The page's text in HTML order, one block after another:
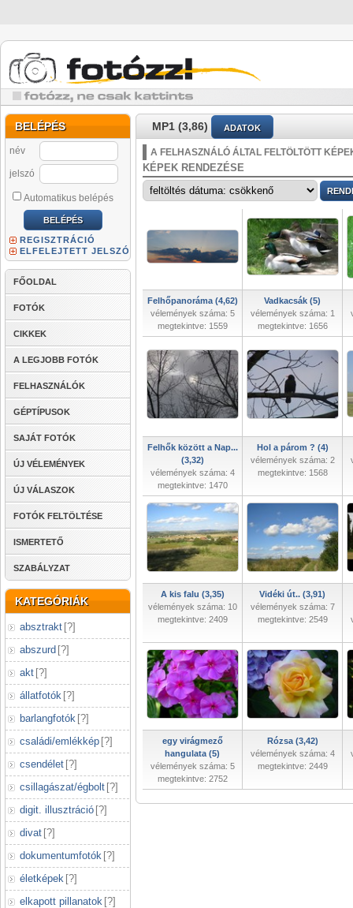
BELÉPÉS
név
jelszó
Automatikus belépés
REGISZTRÁCIÓ
ELFELEJTETT JELSZÓ
FŐOLDAL
FOTÓK
CIKKEK
A LEGJOBB FOTÓK
FELHASZNÁLÓK
GÉPTÍPUSOK
SAJÁT FOTÓK
ÚJ VÉLEMÉNYEK
ÚJ VÁLASZOK
FOTÓK FELTÖLTÉSE
ISMERTETŐ
SZABÁLYZAT
KATEGÓRIÁK
absztrakt [?]
abszurd [?]
akt [?]
állatfotók [?]
barlangfotók [?]
családi/emlékkép [?]
csendélet [?]
csillagászat/égbolt [?]
digit. illusztráció [?]
divat [?]
dokumentumfotók [?]
életképek [?]
elkapott pillanatok [?]
MP1 (3,86) ADATOK
A FELHASZNÁLÓ ÁLTAL FELTÖLTÖTT
KÉPEK RENDEZÉSE
Felhőpanoráma (4,62)
vélemények száma: 5
megtekintve: 1559
Vadkacsák (5)
vélemények száma: 1
megtekintve: 1656
Felhők között a Nap...
(3,32)
vélemények száma: 4
megtekintve: 1470
Hol a párom ? (4)
vélemények száma: 2
megtekintve: 1568
A kis falu (3,35)
vélemények száma: 10
megtekintve: 2409
Vidéki út.. (3,91)
vélemények száma: 7
megtekintve: 2549
egy virágmező
hangulata (5)
vélemények száma: 5
megtekintve: 2752
Rózsa (3,42)
vélemények száma: 4
megtekintve: 2449